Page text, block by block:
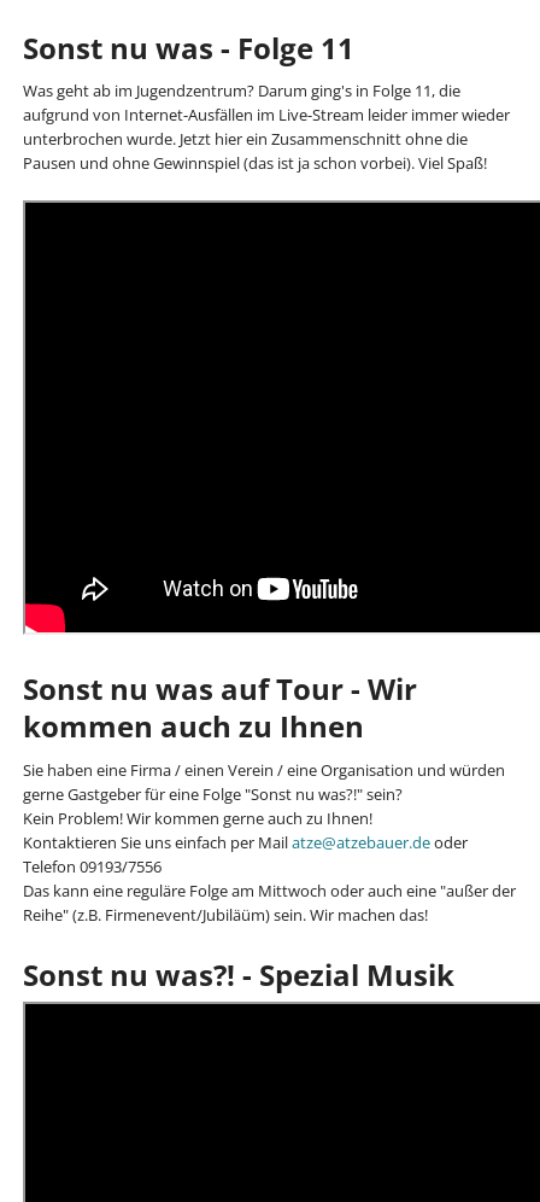
Sonst nu was - Folge 11
Was geht ab im Jugendzentrum? Darum ging's in Folge 11, die
aufgrund von Internet-Ausfällen im Live-Stream leider immer wieder
unterbrochen wurde. Jetzt hier ein Zusammenschnitt ohne die
Pausen und ohne Gewinnspiel (das ist ja schon vorbei). Viel Spaß!
Sonst nu was auf Tour - Wir
kommen auch zu Ihnen
Sie haben eine Firma / einen Verein / eine Organisation und würden
gerne Gastgeber für eine Folge "Sonst nu was?!" sein?
Kein Problem! Wir kommen gerne auch zu Ihnen!
Kontaktieren Sie uns einfach per Mailatze@atzebauer.deoder
Telefon 09193/7556
Das kann eine reguläre Folge am Mittwoch oder auch eine "außer der
Reihe" (z.B. Firmenevent/Jubiläüm) sein. Wir machen das!
Sonst nu was?! - Spezial Musik